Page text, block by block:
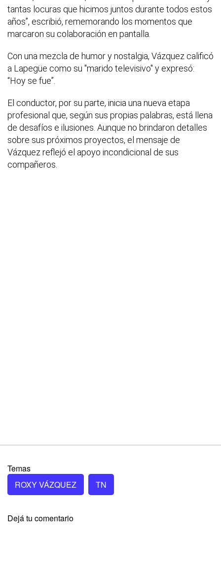
tantas locuras que hicimos juntos durante todos estos
años”, escribió, rememorando los momentos que
marcaron su colaboración en pantalla.
Con una mezcla de humor y nostalgia, Vázquez calificó
a Lapegüe como su "marido televisivo" y expresó:
“Hoy se fue”.
El conductor, por su parte, inicia una nueva etapa
profesional que, según sus propias palabras, está llena
de desafíos e ilusiones. Aunque no brindaron detalles
sobre sus próximos proyectos, el mensaje de
Vázquez reflejó el apoyo incondicional de sus
compañeros.
Temas
ROXY VÁZQUEZ
TN
Dejá tu comentario